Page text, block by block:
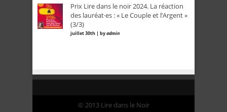
Prix Lire dans le noir 2024. La réaction
des lauréat·es : « Le Couple et l’Argent »
(3/3)
juillet 30th | byadmin
© 2013 Lire dans le Noir